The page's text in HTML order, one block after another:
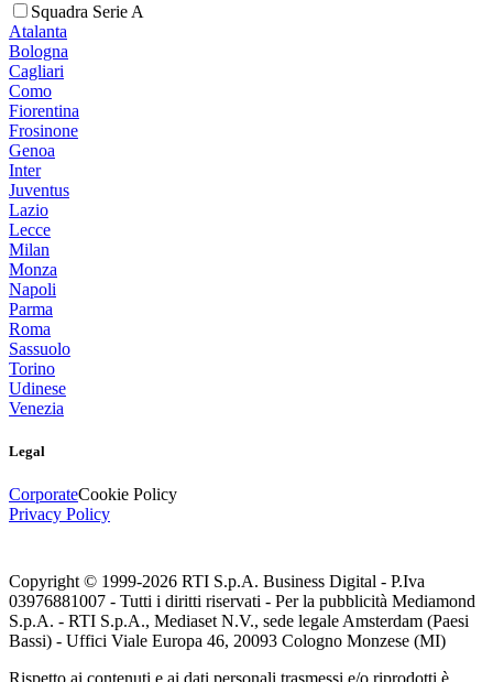
Squadra Serie A
Atalanta
Bologna
Cagliari
Como
Fiorentina
Frosinone
Genoa
Inter
Juventus
Lazio
Lecce
Milan
Monza
Napoli
Parma
Roma
Sassuolo
Torino
Udinese
Venezia
Legal
CorporateCookie Policy
Privacy Policy
Copyright © 1999-2026 RTI S.p.A. Business Digital - P.Iva
03976881007 - Tutti i diritti riservati - Per la pubblicità Mediamond
S.p.A. - RTI S.p.A., Mediaset N.V., sede legale Amsterdam (Paesi
Bassi) - Uffici Viale Europa 46, 20093 Cologno Monzese (MI)
Rispetto ai contenuti e ai dati personali trasmessi e/o riprodotti è